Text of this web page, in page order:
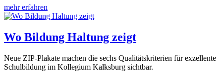
mehr erfahren
Wo Bildung Haltung zeigt
Neue ZIP-Plakate machen die sechs Qualitätskriterien für exzellente
Schulbildung im Kollegium Kalksburg sichtbar.